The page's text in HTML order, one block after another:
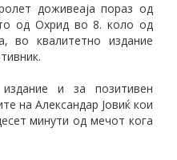
доживеаја пораз од
од Охрид во 8. коло од
во квалитетно издание
и за позитивен
на Александар Јовиќ кои
минути од мечот кога